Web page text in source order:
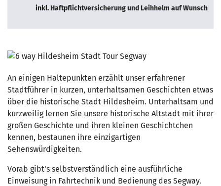
inkl. Haftpflichtversicherung und Leihhelm auf Wunsch
An einigen Haltepunkten erzählt unser erfahrener
Stadtführer in kurzen, unterhaltsamen Geschichten etwas
über die historische Stadt Hildesheim. Unterhaltsam und
kurzweilig lernen Sie unsere historische Altstadt mit ihrer
großen Geschichte und ihren kleinen Geschichtchen
kennen, bestaunen ihre einzigartigen
Sehenswürdigkeiten.
Vorab gibt's selbstverständlich eine ausführliche
Einweisung in Fahrtechnik und Bedienung des Segway.